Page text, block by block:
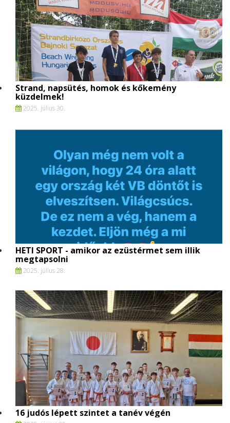
Strand, napsütés, homok és kőkemény
küzdelmek!
2025. július 30.
HETI SPORT - amikor az ezüstérmet sem illik
megtapsolni
2025. július 28.
16 judós lépett szintet a tanév végén